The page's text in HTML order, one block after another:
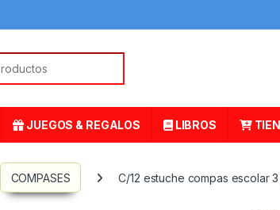
JUEGOS & REGALOS LIBROS
COMPASES C/12 estuche compas escolar